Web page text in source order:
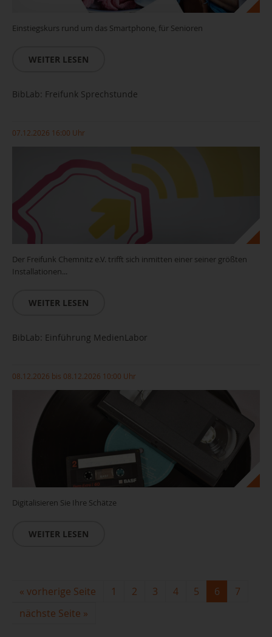
Einstiegskurs rund um das Smartphone, für Senioren
WEITER LESEN
BibLab: Freifunk Sprechstunde
07.12.2026 16:00 Uhr
Der Freifunk Chemnitz e.V. trifft sich inmitten einer seiner größten
Installationen...
WEITER LESEN
BibLab: Einführung MedienLabor
08.12.2026 bis 08.12.2026 10:00 Uhr
Digitalisieren Sie Ihre Schätze
WEITER LESEN
« vorherige Seite 1 2 3 4 5 6
7
nächste Seite »